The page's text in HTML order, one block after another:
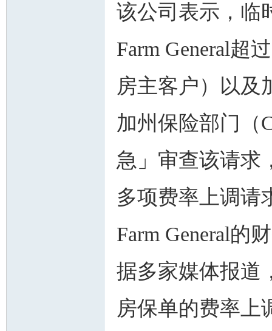
该公司表示，临
Farm General超
房主客户）以及
加州保险部门（
急」审查该请求
多项费率上调请
Farm General的
据多家媒体报道
房保单的费率上